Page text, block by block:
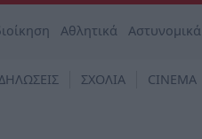
Αθλητικά Αστυνομικά
ΣΧΟΛΙΑ CINEMA